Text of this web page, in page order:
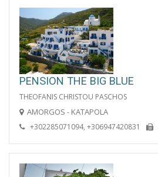
PENSION THE BIG BLUE
THEOFANIS CHRISTOU PASCHOS
AMORGOS - KATAPOLA
+302285071094, +306947420831